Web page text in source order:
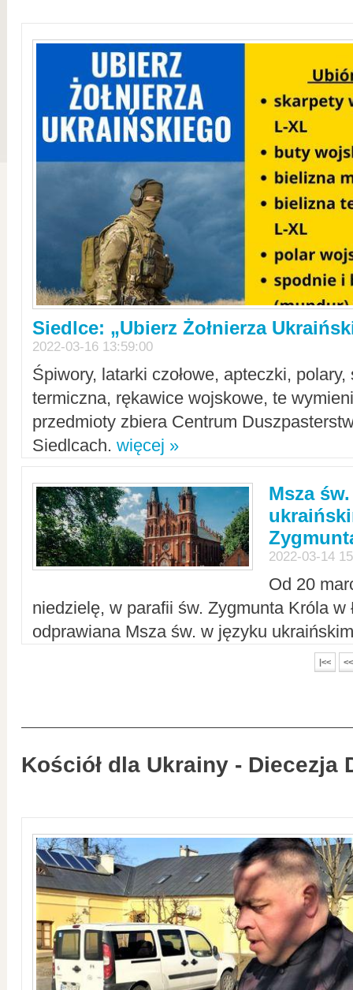
Siedlce: „Ubierz Żołnierza
2022-03-16 13:59:00
Śpiwory, latarki czołowe, apteczki,
termiczna, rękawice wojskowe, te
przedmioty zbiera Centrum
Siedlcach. więcej »
Msza
2022-03-14
Od 20
niedzielę, w parafii św. Zygmunta Króla w
odprawiana Msza św. w języku
|<< <<
Kościół dla Ukrainy - Diecezja